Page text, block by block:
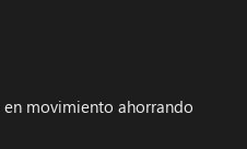
en movimiento ahorrando